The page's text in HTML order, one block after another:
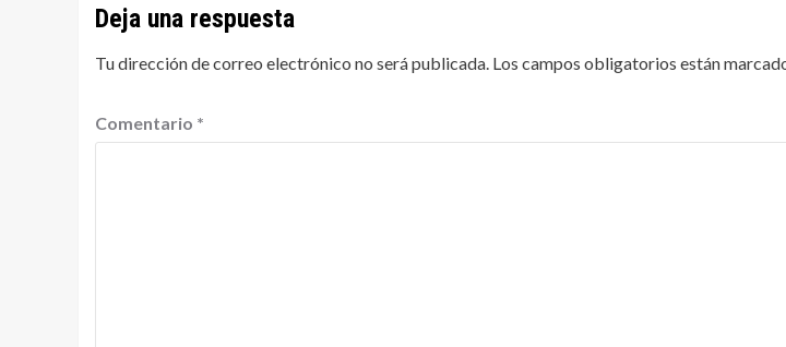
Deja una respuesta
Tu dirección de correo electrónico no será publicada. Los campos obligatorios están
Comentario *